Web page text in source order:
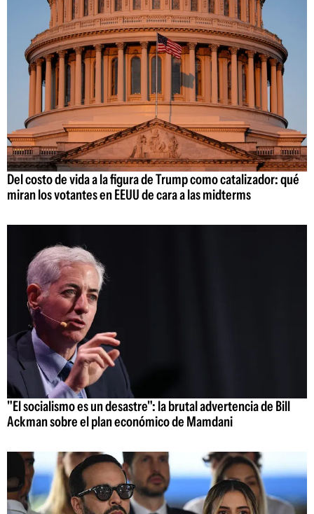
Del costo de vida a la figura de Trump como catalizador: qué
miran los votantes en EEUU de cara a las midterms
"El socialismo es un desastre": la brutal advertencia de Bill
Ackman sobre el plan económico de Mamdani